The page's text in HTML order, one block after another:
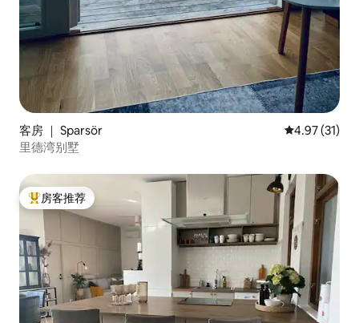
客房 ｜ Sparsör 平均评分
4.97 (31)
里德湾别墅
热门「房客推荐」
房客推荐